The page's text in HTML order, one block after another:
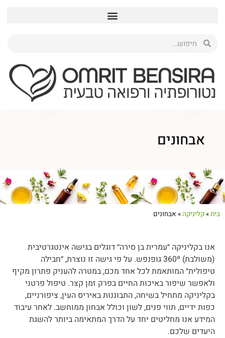
אבחונים
בית»קליניקה » אבחונים
אנו בקליניקה ״עמרית בן סירה״ דוגלים בגישה אינטגרטיבית
(משולבת) 360º גופנפש. על פי גישה זו נוצרת, ״חבילה
טיפולית״ המותאמת לכל אחד מכם, במטרה להעניק פתרון מקיף
ולאפשר שיפור באיכות החיים בפרק זמן קצר. טיפול פרטני
בקליניקה מתחיל בשיחה, התבוננות באיריס העין, ציפורניים,
כפות ידיים, תווי פנים, לשון וכולל אבחון ממוחשב. לאחר עיבוד
המידע אנו מחליטים יחד על הדרך המתאימה ביותר להשגת
היעדים שלכם.